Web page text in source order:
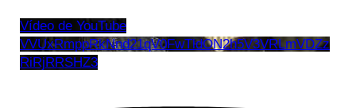
Vídeo de YouTube
VVUxRmppRkNnd21qV0FwTldON2h5V3VRLmVDZz
RiRjRRSHZ3